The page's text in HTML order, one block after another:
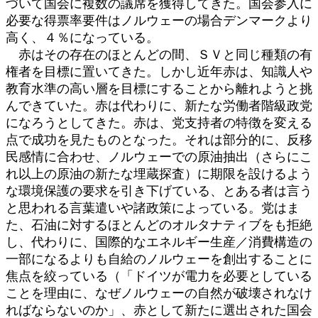
づいて国会に複数の議席を獲得してきた。国会参入に
必要な得票率要件はノルウェーの場合デンマークより
高く、４％になっている。
赤はその存在のほとんどの間、ＳＶと同じ種類の有
権者を目標に置いてきた。しかし近年赤は、知識人や
教育水準の高い層を目標にすることから離れようと挑
んできていた。赤は代わりに、新たな労働者階級政党
になろうとしてきた。赤は、党支持者の特徴を変える
点で成功を見たものとなった。それは部分的に、反移
民感情に合わせ、ノルウェーでの原油抽出（さらにこ
れ以上の原油の新たな埋蔵探査）に期限を設けるよう
な環境保護の要求を引き下げている、とある者は言う
と思われる言葉遣いや諸政策によっている。党はま
た、石油に対するほとんどのオルタナティブをも拒絶
し、代わりに、国際的なエネルギー生産／消費構造の
一部になるよりも自給のノルウェーを創出することに
焦点を絞っている（「ドイツが電力を必要としている
ことを理由に、なぜノルウェーの自然が破壊されなけ
ればならないのか」、赤として新たに選出された国会